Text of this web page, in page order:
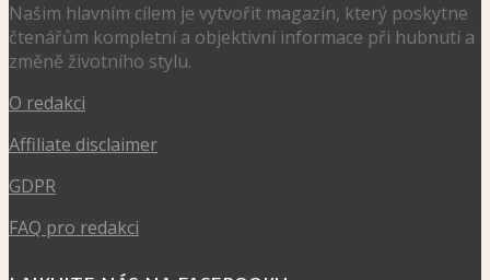
Našim hlavním cílem je vytvořit magazín, který poskytne
čtenářům kompletní a objektivní informace při hubnutí a
změně životního stylu.
O redakci
Affiliate disclaimer
GDPR
FAQ pro redakci